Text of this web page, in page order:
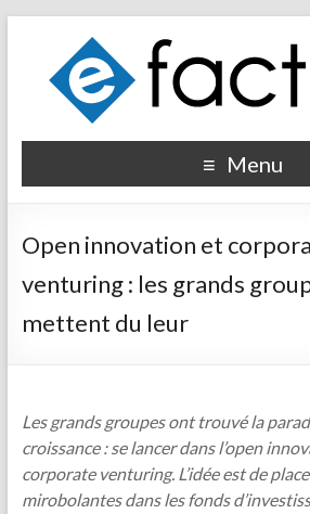
Menu
Open innovation et
venturing : les grands
mettent du leur
Les grands groupes ont trouvé la
croissance : se lancer dans l’open
corporate venturing. L’idée est de
mirobolantes dans les fonds